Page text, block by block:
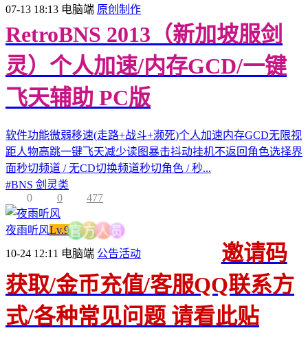
07-13 18:13 电脑端 原创制作
RetroBNS 2013（新加坡服剑
灵）个人加速/内存GCD/一键
飞天辅助 PC版
软件功能微弱移速(走路+战斗+濒死)个人加速内存GCD无限视
距人物高跳一键飞天减少读图暴击抖动挂机不返回角色选择界
面秒切频道 / 无CD切换频道秒切角色 / 秒...
#BNS 剑灵类
0
0 477
夜雨听风Lv.9官 方 人员
10-24 12:11 电脑端 公告活动
邀请码
获取/金币充值/客服QQ联系方
式/各种常见问题 请看此贴